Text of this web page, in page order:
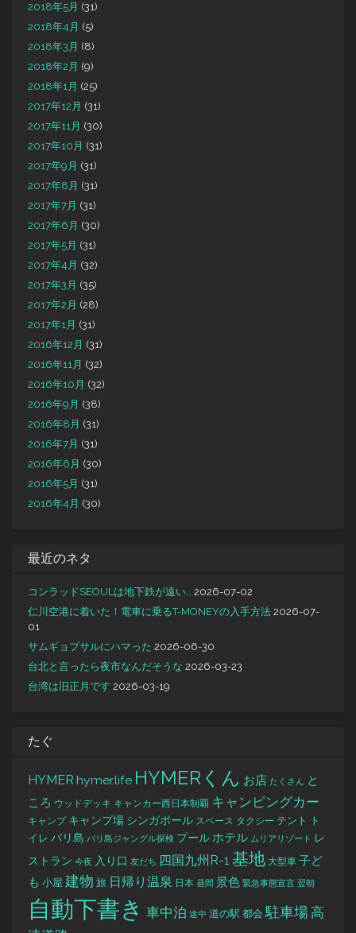
2018年5月 (31)
2018年4月 (5)
2018年3月 (8)
2018年2月 (9)
2018年1月 (25)
2017年12月 (31)
2017年11月 (30)
2017年10月 (31)
2017年9月 (31)
2017年8月 (31)
2017年7月 (31)
2017年6月 (30)
2017年5月 (31)
2017年4月 (32)
2017年3月 (35)
2017年2月 (28)
2017年1月 (31)
2016年12月 (31)
2016年11月 (32)
2016年10月 (32)
2016年9月 (38)
2016年8月 (31)
2016年7月 (31)
2016年6月 (30)
2016年5月 (31)
2016年4月 (30)
最近のネタ
コンラッドSEOULは地下鉄が遠い… 2026-07-02
仁川空港に着いた！電車に乗るT-MONEYの入手方法 2026-07-
01
サムギョプサルにハマった 2026-06-30
台北と言ったら夜市なんだそうな 2026-03-23
台湾は旧正月です 2026-03-19
たぐ
HYMER hymer.life HYMERくん お店 たくさん と
ころ ウッドデッキ キャンカー西日本制覇 キャンピングカー
キャンプ キャンプ場 シンガポール スペース タクシー テント
ト
イレ バリ島 バリ島ジャングル探検 プールホテル ムリアリゾート
レ
ストラン 今夜 入り口 友だち 四国九州R-1 基地 大型車 子ど
も 小屋 建物 旅 日帰り温泉 日本 昼間 景色 緊急事態宣言 翌朝
自動下書き 車中泊 途中 道の駅 都会 駐車場高